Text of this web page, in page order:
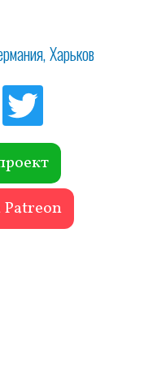
Харьков
r